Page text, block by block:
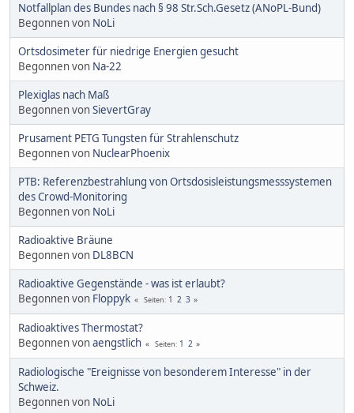
Notfallplan des Bundes nach § 98 Str.Sch.Gesetz (ANoPL-Bund)
Begonnen von NoLi
Ortsdosimeter für niedrige Energien gesucht
Begonnen von Na-22
Plexiglas nach Maß
Begonnen vonSievertGray
Prusament PETG Tungsten für Strahlenschutz
Begonnen von NuclearPhoenix
PTB: Referenzbestrahlung von Ortsdosisleistungsmesssystemen
des Crowd-Monitoring
Begonnen von NoLi
Radioaktive Bräune
Begonnen von DL8BCN
Radioaktive Gegenstände - was ist erlaubt?
Begonnen von Floppyk Seiten 1 2 3
Radioaktives Thermostat?
Begonnen vonaengstlich Seiten 1 2
Radiologische "Ereignisse von besonderem Interesse" in der
Schweiz.
Begonnen von NoLi